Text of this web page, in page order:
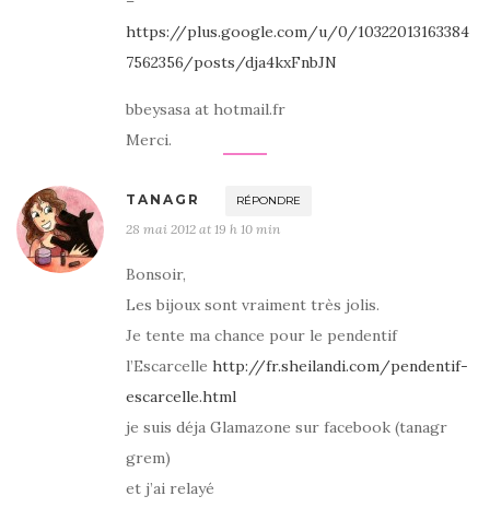
https://plus.google.com/u/0/10322013163384
7562356/posts/dja4kxFnbJN
bbeysasa at hotmail.fr
Merci.
TANAGR RÉPONDRE
28 mai 2012 at 19 h 10 min
Bonsoir,
Les bijoux sont vraiment très jolis.
Je tente ma chance pour le pendentif
l’Escarcelle http://fr.sheilandi.com/pendentif-
escarcelle.html
je suis déja Glamazone sur facebook (tanagr
grem)
et j’ai relayé